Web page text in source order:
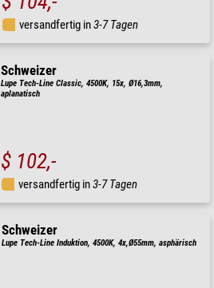
versandfertig in3-7 Tagen
Schweizer
Lupe Tech-Line Classic, 4500K, 15x, Ø16,3mm,
aplanatisch
$ 102,-
versandfertig in3-7 Tagen
Schweizer
Lupe Tech-Line Induktion, 4500K, 4x,Ø55mm, asphärisch